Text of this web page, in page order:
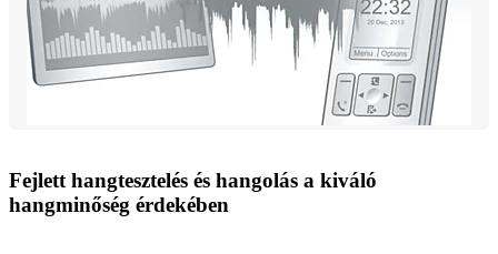
Fejlett hangtesztelés és hangolás a kiváló
hangminőség érdekében